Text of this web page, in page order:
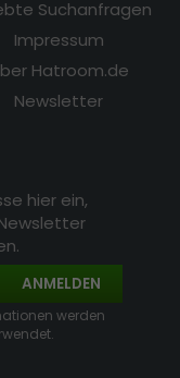
Suchanfragen
Impressum
Hatroom.de
Newsletter
hier ein,
ANMELDEN
werden